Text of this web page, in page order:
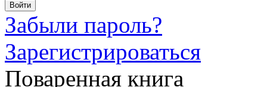
Забыли пароль?
Зарегистрироваться
Поваренная книга